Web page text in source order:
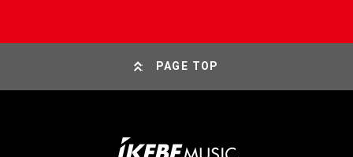
PAGE TOP